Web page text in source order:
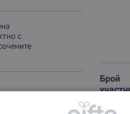
с
Брой